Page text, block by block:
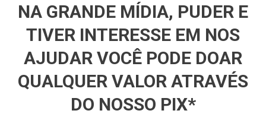
NA GRANDE MÍDIA, PUDER E
TIVER INTERESSE EM NOS
AJUDAR VOCÊ PODE DOAR
QUALQUER VALOR ATRAVÉS
DO NOSSO PIX*